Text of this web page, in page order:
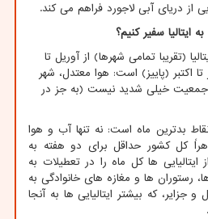
از دریای آبی لاجورد فراهم می کند.
ایتالیا سفیر کنیم؟
(تقریبا تمامی شهرها) از آوریل تا
اکتبر (پاییز) است: هوا معتدل، شهر
خیلی شدید نیست (به جز در
بدترین ماه است: نه تنها آب و هوا
کل کشور حداقل برای دو هفته به
ها کل ماه را در تعطیلات به
رستوران ها و مغازه های خانوادگی به
که بیشتر ایتالیایی ها به آنجا